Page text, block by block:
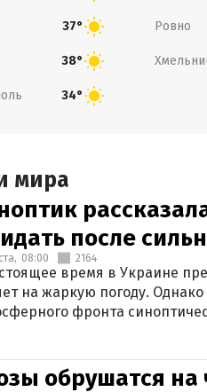
37° Ровно
38°
34°
мира
после
08:00 2164
время в Украине
на жаркую погоду.
фронта
обрушатся на